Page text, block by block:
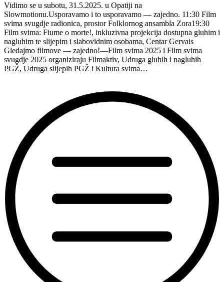
Vidimo se u subotu, 31.5.2025. u Opatiji na
Slowmotionu.Usporavamo i to usporavamo — zajedno. 11:30 Film
svima svugdje radionica, prostor Folklornog ansambla Zora19:30
Film svima: Fiume o morte!, inkluzivna projekcija dostupna gluhim i
nagluhim te slijepim i slabovidnim osobama, Centar Gervais
Gledajmo filmove — zajedno!—Film svima 2025 i Film svima
svugdje 2025 organiziraju Filmaktiv, Udruga gluhih i nagluhih
PGŽ, Udruga slijepih PGŽ i Kultura svima…